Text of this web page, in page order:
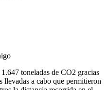
toneladas de CO2 gracias
llevadas a cabo que permitieron